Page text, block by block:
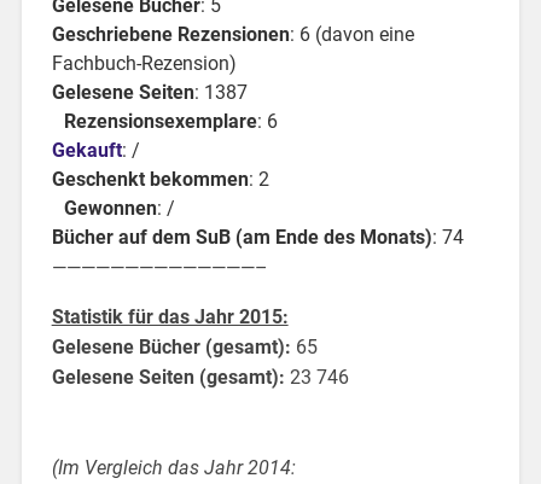
Gelesene Bücher: 5
Geschriebene Rezensionen: 6 (davon eine
Fachbuch-Rezension)
Gelesene Seiten: 1387
Rezensionsexemplare: 6
Gekauft: /
Geschenkt bekommen: 2
Gewonnen: /
Bücher auf dem SuB (am Ende des Monats): 74
——————————————–
Statistik für das Jahr 2015:
Gelesene Bücher (gesamt): 65
Gelesene Seiten (gesamt): 23 746
(Im Vergleich das Jahr 2014: